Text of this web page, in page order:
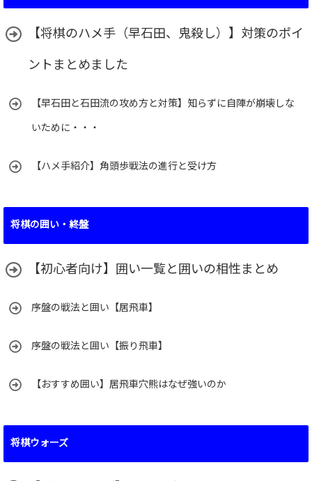
【将棋のハメ手（早石田、鬼殺し）】対策のポイ
ントまとめました
【早石田と石田流の攻め方と対策】知らずに自陣が崩壊しな
いために・・・
【ハメ手紹介】角頭歩戦法の進行と受け方
将棋の囲い・終盤
【初心者向け】囲い一覧と囲いの相性まとめ
序盤の戦法と囲い【居飛車】
序盤の戦法と囲い【振り飛車】
【おすすめ囲い】居飛車穴熊はなぜ強いのか
将棋ウォーズ